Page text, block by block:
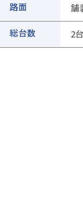
路面 舗
総台数 2台